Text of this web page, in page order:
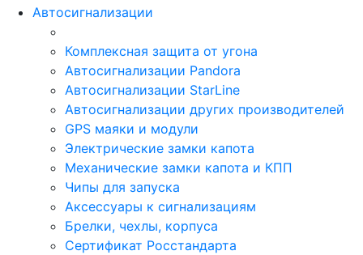
Автосигнализации
Комплексная защита от угона
Автосигнализации Pandora
Автосигнализации StarLine
Автосигнализации других производителей
GPS маяки и модули
Электрические замки капота
Механические замки капота и КПП
Чипы для запуска
Аксессуары к сигнализациям
Брелки, чехлы, корпуса
Сертификат Росстандарта